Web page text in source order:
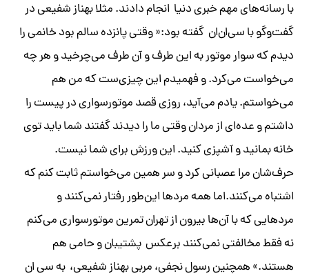
با رسانه‌های مهم خبری دنیا انجام دادند. مثلا بهناز شفیعی در
گفت‌وگو با سی‌ان‌ان گفته بود:« وقتی پانزده سالم بود خانمی را
دیدم که سوار موتور به این طرف و آن طرف می‌چرخید و هر چه
می‌خواست می‌کرد. و فهمیدم این چیزی‌ست که من هم
می‌خواستم. یادم می‌آید، روزی قصد موتورسواری در پیست را
داشتم و عده‌ای از مردان وقتی ما را دیدند گفتند شما باید توی
خانه بمانید و آشپزی کنید. این ورزش برای شما نیست.
حرف‌شان مرا عصبانی کرد و سر همین می‌خواستم ثابت کنم که
اشتباه می‌کنند.اما همه مرد‌ها این‌طور رفتار نمی‌کنند و
مردهایی که با آن‌ها بیرون از تهران تمرین موتورسواری می‌کنم
نه فقط مخالفتی نمی‌کنند برعکس پشتیبان و حامی هم
هستند.» همچنین رسول نجفی، مربی بهناز شفیعی، به سی ان